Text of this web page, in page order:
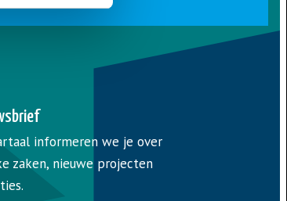
informeren we je over
zaken, nieuwe projecten